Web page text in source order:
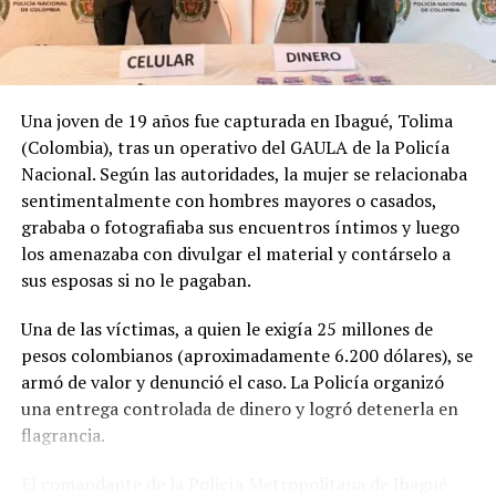
Incendio de un albergue deja
un muerto y 17 heridos en
Praga
24 diciembre, 2023
En «Internacionales»
TRAGEDIA: Incendio en
hospital de Brasil deja 10
personas fallecidas
En «Internacionales»
Suman cuatro los muertos
Una joven de 19 años fue capturada en Ibagué, Tolima
(Colombia), tras un operativo del GAULA de la Policía
Nacional. Según las autoridades, la mujer se relacionaba
sentimentalmente con hombres mayores o casados,
grababa o fotografiaba sus encuentros íntimos y luego
los amenazaba con divulgar el material y contárselo a
sus esposas si no le pagaban.
Una de las víctimas, a quien le exigía 25 millones de
pesos colombianos (aproximadamente 6.200 dólares), se
armó de valor y denunció el caso. La Policía organizó
una entrega controlada de dinero y logró detenerla en
flagrancia.